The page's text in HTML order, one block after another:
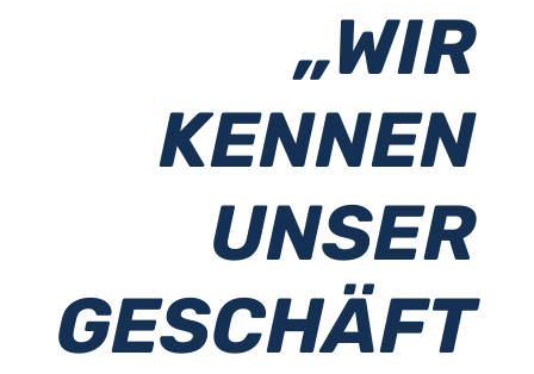
„WIR
KENNEN
UNSER
GESCHÄFT